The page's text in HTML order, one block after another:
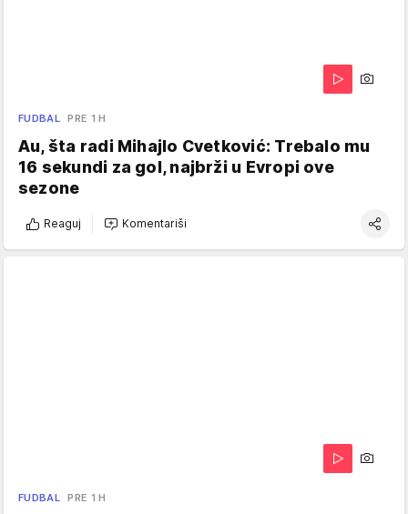
FUDBAL PRE 1 H
Au, šta radi Mihajlo Cvetković: Trebalo mu
16 sekundi za gol, najbrži u Evropi ove
sezone
Reaguj Komentariši
FUDBAL PRE 1 H